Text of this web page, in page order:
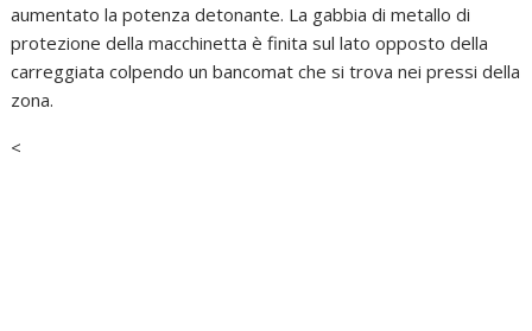
aumentato la potenza detonante. La gabbia di metallo di
protezione della macchinetta è finita sul lato opposto della
carreggiata colpendo un bancomat che si trova nei pressi della
zona.
<